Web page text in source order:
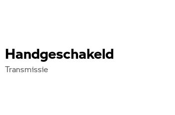
Handgeschakeld
Transmissie